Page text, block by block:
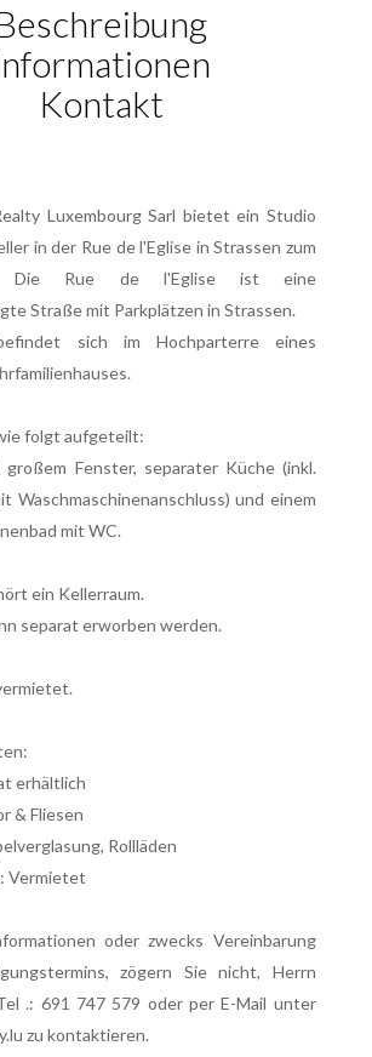
Kontakt
Luxembourg Sarl bietet ein Studio
in der Rue de l'Eglise in Strassen zum
Die Rue de l'Eglise ist eine
Straße mit Parkplätzen in Strassen.
sich im Hochparterre eines
folgt aufgeteilt:
großem Fenster, separater Küche (inkl.
Waschmaschinenanschluss) und einem
mit WC.
ein Kellerraum.
separat erworben werden.
erhältlich
& Fliesen
Rollläden
Vermietet
oder zwecks Vereinbarung
zögern Sie nicht, Herrn
.: 691 747 579 oder per E-Mail unter
zu kontaktieren.